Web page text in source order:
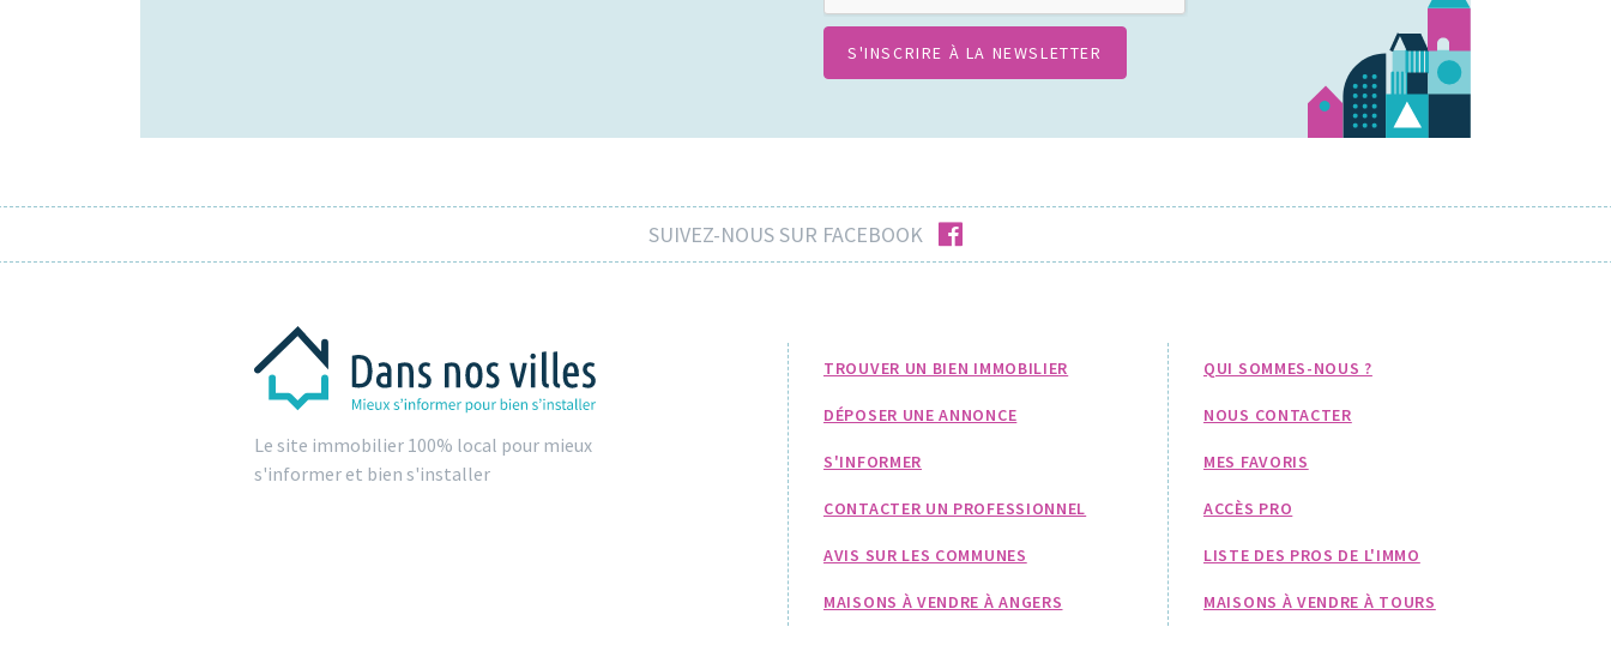
SUIVEZ-NOUS SUR FACEBOOK facebook
Le site immobilier 100% local pour mieux
s'informer et bien s'installer
TROUVER UN BIEN IMMOBILIER
DÉPOSER UNE ANNONCE
S'INFORMER
CONTACTER UN PROFESSIONNEL
AVIS SUR LES COMMUNES
MAISONS À VENDRE À ANGERS
QUI SOMMES-NOUS ?
NOUS CONTACTER
MES FAVORIS
ACCÈS PRO
LISTE DES PROS DE L'IMMO
MAISONS À VENDRE À TOURS